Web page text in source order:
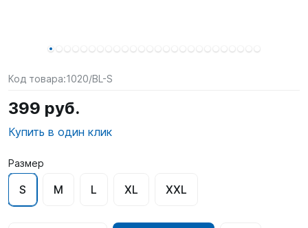
Акции
Код товара:1020/BL-S
399 руб.
Купить в один клик
Размер
S M L XL XXL